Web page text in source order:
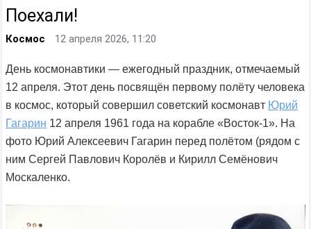
Поехали!
Космос 12 апреля 2026, 11:20
День космонавтики — ежегодный праздник, отмечаемый
12 апреля. Этот день посвящён первому полёту человека
в космос, который совершил советский космонавт Юрий
Гагарин 12 апреля 1961 года на корабле «Восток-1». На
фото Юрий Алексеевич Гагарин перед полётом (рядом с
ним Сергей Павлович Королёв и Кирилл Семёнович
Москаленко.